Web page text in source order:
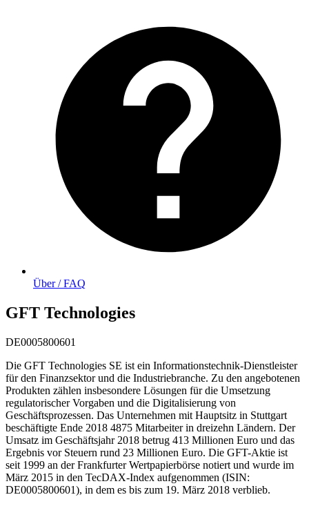
Über / FAQ
GFT Technologies
DE0005800601
Die GFT Technologies SE ist ein Informationstechnik-Dienstleister
für den Finanzsektor und die Industriebranche. Zu den angebotenen
Produkten zählen insbesondere Lösungen für die Umsetzung
regulatorischer Vorgaben und die Digitalisierung von
Geschäftsprozessen. Das Unternehmen mit Hauptsitz in Stuttgart
beschäftigte Ende 2018 4875 Mitarbeiter in dreizehn Ländern. Der
Umsatz im Geschäftsjahr 2018 betrug 413 Millionen Euro und das
Ergebnis vor Steuern rund 23 Millionen Euro. Die GFT-Aktie ist
seit 1999 an der Frankfurter Wertpapierbörse notiert und wurde im
März 2015 in den TecDAX-Index aufgenommen (ISIN:
DE0005800601), in dem es bis zum 19. März 2018 verblieb.